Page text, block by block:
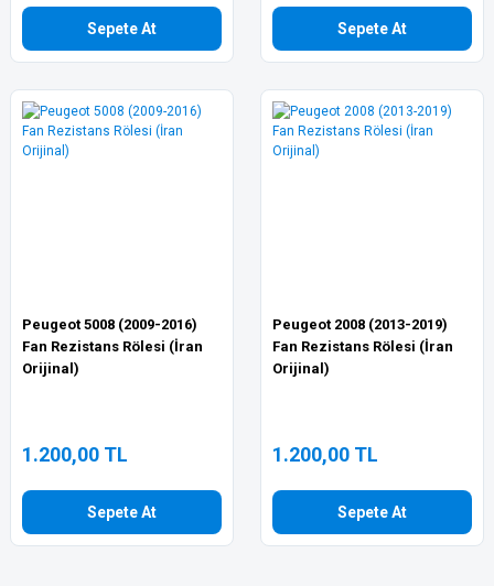
Sepete At Sepete At
Peugeot 5008 (2009-2016)
Fan Rezistans Rölesi (İran
Orijinal)
1.200,00 TL
Sepete At
Peugeot 2008 (2013-2019)
Fan Rezistans Rölesi (İran
Orijinal)
1.200,00 TL
Sepete At